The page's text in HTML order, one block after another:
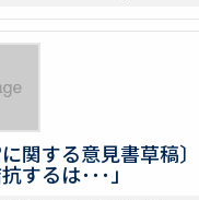
に関する意見書草稿
するは･･･」